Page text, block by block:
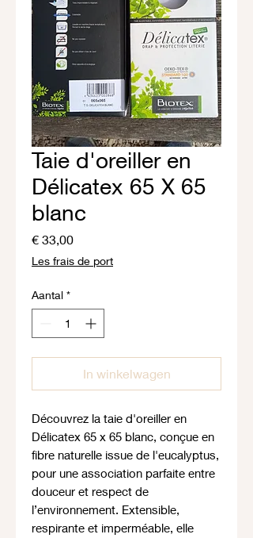
Taie d'oreiller en
Délicatex 65 X 65
blanc
€ 33,00Prijs
Les frais de port
Aantal *
In winkelwagen
Découvrez la taie d'oreiller en
Délicatex 65 x 65 blanc, conçue en
fibre naturelle issue de l'eucalyptus,
pour une association parfaite entre
douceur et respect de
l’environnement. Extensible,
respirante et imperméable, elle